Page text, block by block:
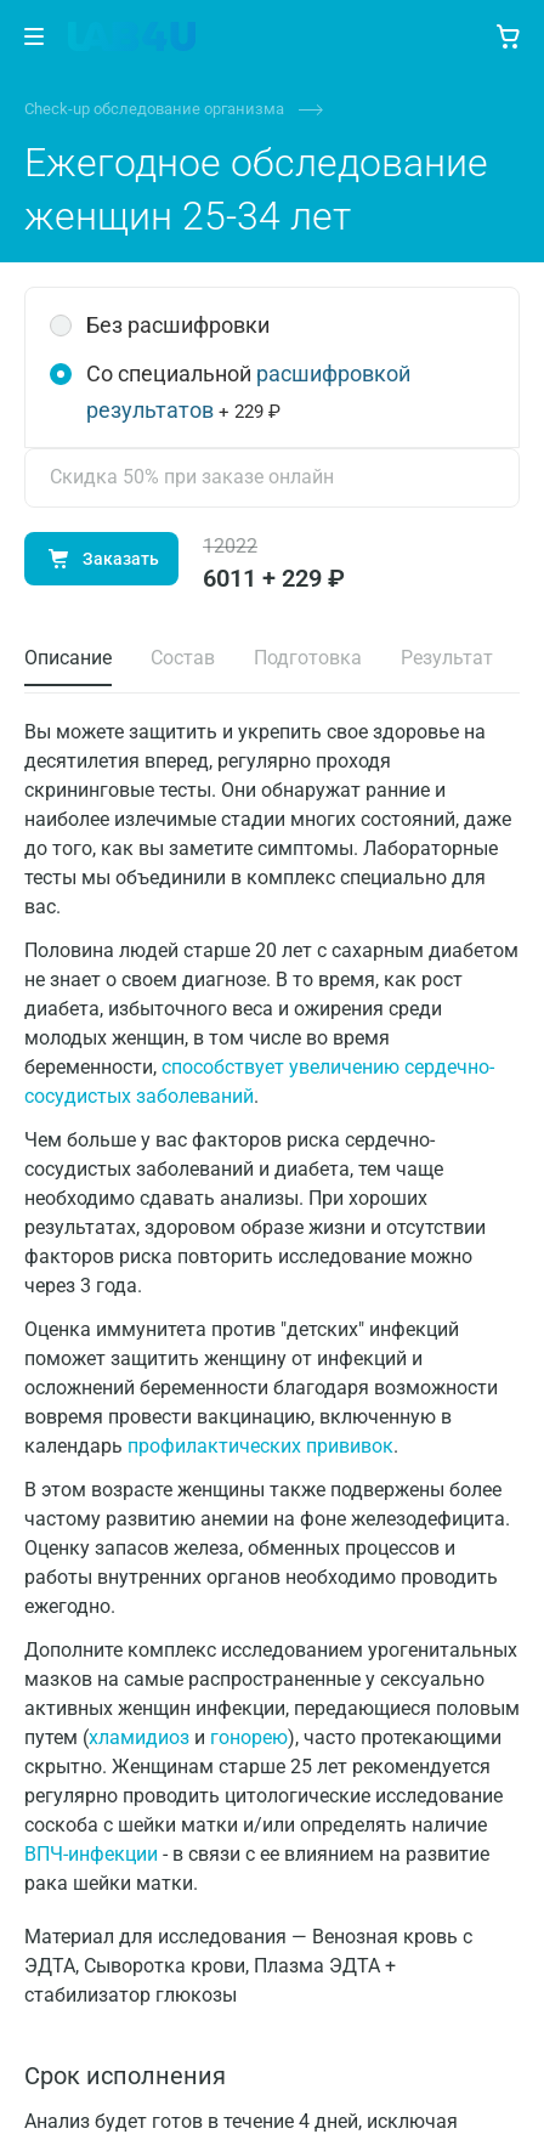
Check-up обследование организма
Ежегодное обследование
женщин 25-34 лет
Без расшифровки
Со специальной расшифровкой
результатов + 229 ₽
Скидка 50% при заказе онлайн
Заказать
12022
6011 + 229 ₽
Описание Состав Подготовка Результат
Вы можете защитить и укрепить свое здоровье на
десятилетия вперед, регулярно проходя
скрининговые тесты. Они обнаружат ранние и
наиболее излечимые стадии многих состояний, даже
до того, как вы заметите симптомы. Лабораторные
тесты мы объединили в комплекс специально для
вас.
Половина людей старше 20 лет с сахарным диабетом
не знает о своем диагнозе. В то время, как рост
диабета, избыточного веса и ожирения среди
молодых женщин, в том числе во время
беременности, способствует увеличению сердечно-
сосудистых заболеваний.
Чем больше у вас факторов риска сердечно-
сосудистых заболеваний и диабета, тем чаще
необходимо сдавать анализы. При хороших
результатах, здоровом образе жизни и отсутствии
факторов риска повторить исследование можно
через 3 года.
Оценка иммунитета против "детских" инфекций
поможет защитить женщину от инфекций и
осложнений беременности благодаря возможности
вовремя провести вакцинацию, включенную в
календарь профилактических прививок.
В этом возрасте женщины также подвержены более
частому развитию анемии на фоне железодефицита.
Оценку запасов железа, обменных процессов и
работы внутренних органов необходимо проводить
ежегодно.
Дополните комплекс исследованием урогенитальных
мазков на самые распространенные у сексуально
активных женщин инфекции, передающиеся половым
путем (хламидиоз и гонорею), часто протекающими
скрытно. Женщинам старше 25 лет рекомендуется
регулярно проводить цитологические исследование
соскоба с шейки матки и/или определять наличие
ВПЧ-инфекции - в связи с ее влиянием на развитие
рака шейки матки.
Материал для исследования — Венозная кровь с
ЭДТА, Сыворотка крови, Плазма ЭДТА +
стабилизатор глюкозы
Срок исполнения
Анализ будет готов в течение 4 дней, исключая